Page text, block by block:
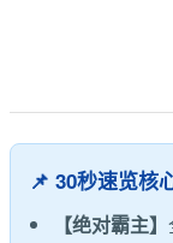
📌 30秒速览核
【绝对霸主】